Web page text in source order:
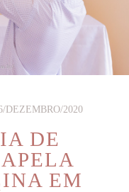
DEZEMBRO/2020
DE
EM